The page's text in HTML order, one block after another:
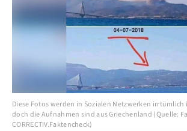
Diese Fotos werden in Sozialen Netzwerken
doch die Aufnahmen sind aus Griechenland (Quelle:
CORRECTIV.Faktencheck)